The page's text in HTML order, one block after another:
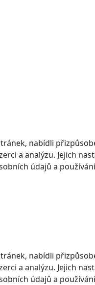
nabídli
a analýzu. Jejich
údajů a
nabídli
a analýzu. Jejich
údajů a